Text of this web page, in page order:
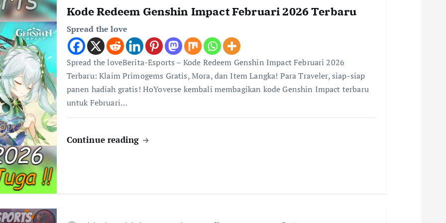
Kode Redeem Genshin Impact Februari 2026 Terbaru
Spread the love
Spread the loveBerita-Esports – Kode Redeem Genshin Impact Februari 2026
Terbaru: Klaim Primogems Gratis, Mora, dan Item Langka! Para Traveler, siap-siap
panen hadiah gratis! HoYoverse kembali membagikan kode Genshin Impact terbaru
untuk Februari…
Continue reading